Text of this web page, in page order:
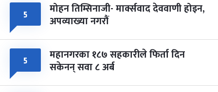
५ मोहन तिम्सिनाजी- मार्क्सवाद देववाणी होइन,
अपव्याख्या नगरौं
५ महानगरका १८७ सहकारीले फिर्ता दिन
सकेनन् सवा ८ अर्ब